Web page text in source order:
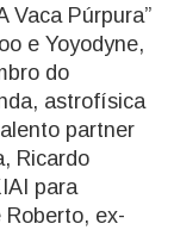
Vaca Púrpura”
e Yoyodyne,
do
astrofísica
partner
Ricardo
para
ex-